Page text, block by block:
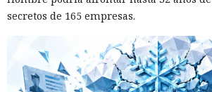
secretos de 165 empresas.